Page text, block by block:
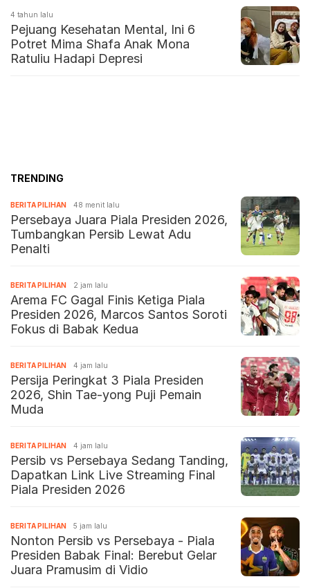
4 tahun lalu
Pejuang Kesehatan Mental, Ini 6
Potret Mima Shafa Anak Mona
Ratuliu Hadapi Depresi
TRENDING
BERITA PILIHAN 48 menit lalu
Persebaya Juara Piala Presiden 2026,
Tumbangkan Persib Lewat Adu
Penalti
BERITA PILIHAN 2 jam lalu
Arema FC Gagal Finis Ketiga Piala
Presiden 2026, Marcos Santos Soroti
Fokus di Babak Kedua
BERITA PILIHAN 4 jam lalu
Persija Peringkat 3 Piala Presiden
2026, Shin Tae-yong Puji Pemain
Muda
BERITA PILIHAN 4 jam lalu
Persib vs Persebaya Sedang Tanding,
Dapatkan Link Live Streaming Final
Piala Presiden 2026
BERITA PILIHAN 5 jam lalu
Nonton Persib vs Persebaya - Piala
Presiden Babak Final: Berebut Gelar
Juara Pramusim di Vidio